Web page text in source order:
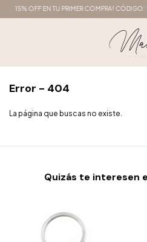
15% OFF EN TU PRIMER COMPRA! CÓDIGO:
Error - 404
La página que buscas no existe.
Quizás te interesen